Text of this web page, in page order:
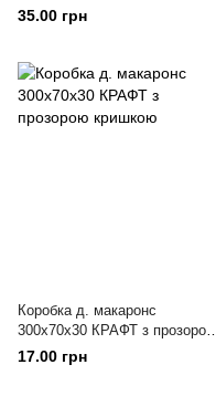
вікном
35.00 грн
Коробка д. макаронс
300х70х30 КРАФТ з прозорою
кришкою
17.00 грн